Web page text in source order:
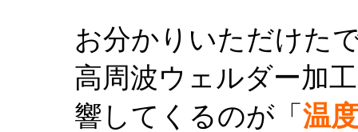
お分かりいただけた
高周波ウェルダー加
響してくるのが「 温